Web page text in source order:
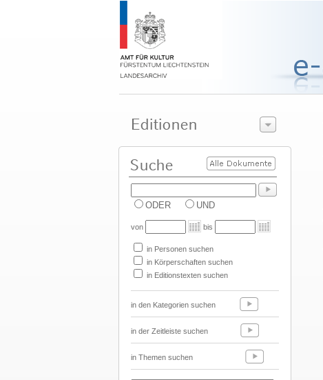
ODER UND
von bis
in Personen suchen
in Körperschaften suchen
in Editionstexten suchen
in den Kategorien suchen
in der Zeitleiste suchen
in Themen suchen